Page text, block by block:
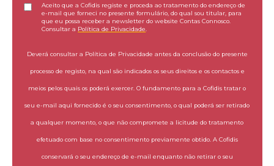
Aceito que a Cofidis registe e proceda ao tratamento do endereço de
e-mail que forneci no presente formulário, do qual sou titular, para
que eu possa receber a newsletter do website Contas Connosco.
Consultar a Política de Privacidade
Deverá consultar a Política de Privacidade antes da conclusão do presente
processo de registo, na qual são indicados os seus direitos e os contactos e
meios pelos quais os poderá exercer. O fundamento para a Cofidis tratar o
seu e-mail aqui fornecido é o seu consentimento, o qual poderá ser retirado
a qualquer momento, o que não compromete a licitude do tratamento
efetuado com base no consentimento previamente obtido. A Cofidis
conservará o seu endereço de e-mail enquanto não retirar o seu